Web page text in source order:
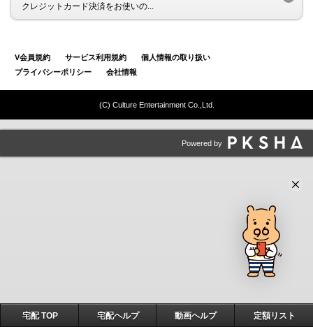
クレジットカード決済をお使いの...
V会員規約 サービス利用規約
個人情報の取り扱い
プライバシーポリシー
会社情報
(C) Culture Entertainment Co.,Ltd.
宅配 TOP 宅配ヘルプ 動画ヘルプ 定額リスト
Powered by